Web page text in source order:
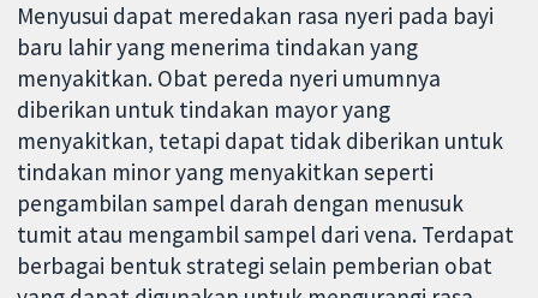
Menyusui dapat meredakan rasa nyeri pada bayi
baru lahir yang menerima tindakan yang
menyakitkan. Obat pereda nyeri umumnya
diberikan untuk tindakan mayor yang
menyakitkan, tetapi dapat tidak diberikan untuk
tindakan minor yang menyakitkan seperti
pengambilan sampel darah dengan menusuk
tumit atau mengambil sampel dari vena. Terdapat
berbagai bentuk strategi selain pemberian obat